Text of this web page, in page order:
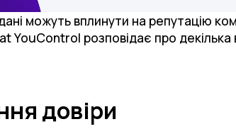
можуть вплинути на репутацію
YouControl розповідає про декілька
довіри